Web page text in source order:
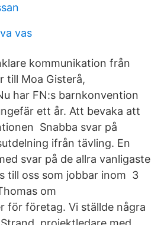
vas
kommunikation från
till Moa Gisterå,
har FN:s barnkonvention
ett år. Att bevaka att
Snabba svar på
ifrån tävling. En
svar på de allra vanligaste
till oss som jobbar inom 3
om
för företag. Vi ställde några